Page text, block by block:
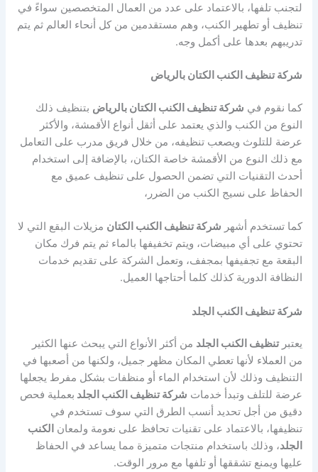
لتجنب تلفها، بالاعتماد على عدد من العمال المتخصصين سواءً في
تنظيف أو تطهير الكنب، وهم مستقدمين من كل أنحاء العالم ثم يتم
تدريبهم بعدها على أكمل وجه.
شركة تنظيف الكنب الكتان بالرياض
كما نقوم في شركة تنظيف الكنب الكتان بالرياض بتنظيف ذلك
النوع من الكنب والذي يعتمد على أثقل أنواع الأقمشة، والأكثر
عرضة للتلوث ويصعب تنظيفه، من خلال فريق مدرب على التعامل
مع ذلك النوع من الأقمشة خاصة الكتان، بالإضافة إلى استخدام
أحدث التقنيات التي تضمن الحصول على تنظيف عميق مع
الحفاظ على نسيج الكنب من الضرر،
كما تستخدم أشهر شركة تنظيف الكنب الكتان مزيلات البقع التي لا
تحتوي على أي مبيضات، ويتم تخفيفها بالماء ثم يتم فرك مكان
البقعة مع تجفيفها بمجفف، وتعمل الشركة على تقديم خدمات
النظافة الدورية كذلك كلما أحتاجها العميل.
شركة تنظيف الكنب الجلد
يعتبرتنظيف الكنب الجلد من أكثر الأنواع التي يبحث عنها الكثير
من العملاء لأنها تعطي المكان مظهر جميل، ولكنها من أصعبها في
التنظيف وذلك لأن استخدام الماء أو منظفات بشكل مفرط يجعلها
عرضة للتلف وتبدأ خدمات شركة تنظيف الكنب الجلد بعملية فحص
دقيق من أجل تحديد أنسب الطرق التي سوف تستخدم في
تنظيفها، بالاعتماد على تقنيات تحافظ على نعومة ولمعان الكنب
الجلد، وذلك باستخدام منتجات متميزة مما يساعد في الحفاظ
عليها ويمنع تشققها أو تلفها مع مرور الوقت.